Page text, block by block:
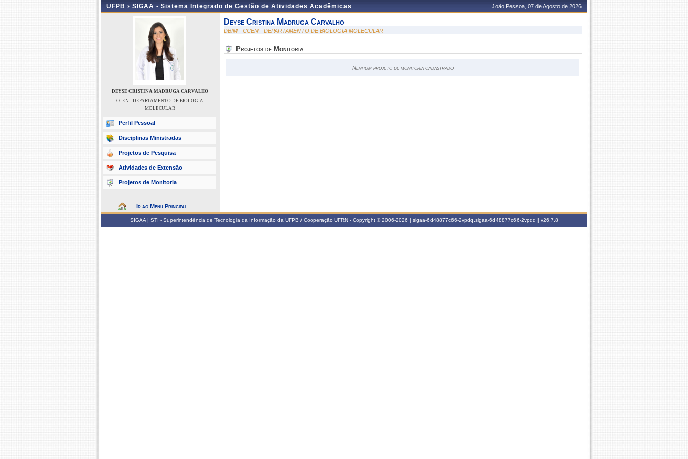
UFPB › SIGAA - Sistema Integrado de Gestão de Atividades Acadêmicas João Pessoa, 07 de Agosto de 2026
DEYSE CRISTINA MADRUGA CARVALHO
CCEN - DEPARTAMENTO DE BIOLOGIA
MOLECULAR
Perfil Pessoal
Disciplinas Ministradas
Projetos de Pesquisa
Atividades de Extensão
Projetos de Monitoria
Ir ao Menu Principal
Deyse Cristina Madruga Carvalho
DBIM - CCEN - DEPARTAMENTO DE BIOLOGIA MOLECULAR
Projetos de Monitoria
Nenhum projeto de monitoria cadastrado
SIGAA | STI - Superintendência de Tecnologia da Informação da UFPB / Cooperação UFRN - Copyright © 2006-2026 | sigaa-6d48877c66-2vpdq.sigaa-6d48877c66-2vpdq | v26.7.8